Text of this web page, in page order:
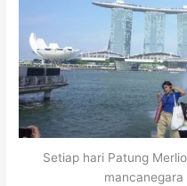
Setiap hari Patung